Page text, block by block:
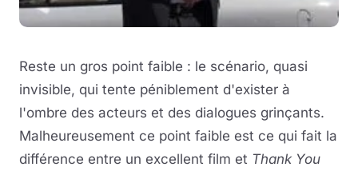
Reste un gros point faible : le scénario, quasi
invisible, qui tente péniblement d'exister à
l'ombre des acteurs et des dialogues grinçants.
Malheureusement ce point faible est ce qui fait la
différence entre un excellent film et Thank You